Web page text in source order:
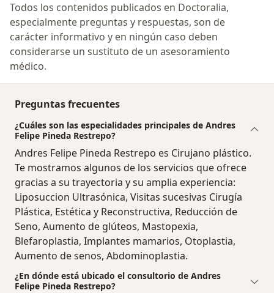
Todos los contenidos publicados en Doctoralia,
especialmente preguntas y respuestas, son de
carácter informativo y en ningún caso deben
considerarse un sustituto de un asesoramiento
médico.
Preguntas frecuentes
¿Cuáles son las especialidades principales de Andres
Felipe Pineda Restrepo?
Andres Felipe Pineda Restrepo es Cirujano plástico.
Te mostramos algunos de los servicios que ofrece
gracias a su trayectoria y su amplia experiencia:
Liposuccion Ultrasónica, Visitas sucesivas Cirugía
Plástica, Estética y Reconstructiva, Reducción de
Seno, Aumento de glúteos, Mastopexia,
Blefaroplastia, Implantes mamarios, Otoplastia,
Aumento de senos, Abdominoplastia.
¿En dónde está ubicado el consultorio de Andres
Felipe Pineda Restrepo?